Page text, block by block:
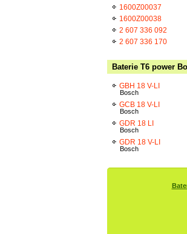
1600Z00037
1600Z00038
2 607 336 092
2 607 336 170
Baterie T6 power
GBH 18 V-LI
Bosch
GCB 18 V-LI
Bosch
GDR 18 LI
Bosch
GDR 18 V-LI
Bosch